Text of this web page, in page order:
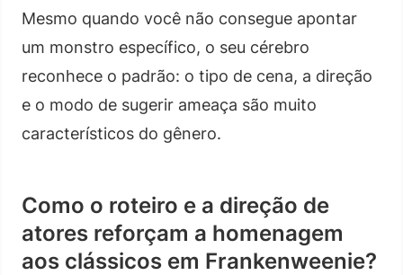
Mesmo quando você não consegue apontar
um monstro específico, o seu cérebro
reconhece o padrão: o tipo de cena, a direção
e o modo de sugerir ameaça são muito
característicos do gênero.
Como o roteiro e a direção de
atores reforçam a homenagem
aos clássicos em Frankenweenie?